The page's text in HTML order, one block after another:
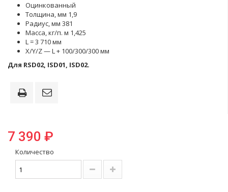
Оцинкованный
Толщина, мм 1,9
Радиус, мм 381
Масса, кг/п. м 1,425
L = 3 710 мм
X/Y/Z — L + 100/300/300 мм
Для RSD02, ISD01, ISD02.
7 390 ₽
Количество